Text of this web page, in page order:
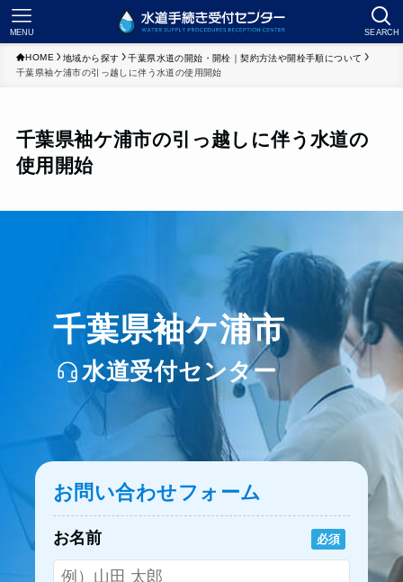
SEARCH
MENU
HOME 地域から探す
千葉県水道の開始・開栓｜契約方法や開栓手順について
千葉県袖ケ浦市の引っ越しに伴う水道の使用開始
千葉県袖ケ浦市の引っ越しに伴う水道の
使用開始
千葉県袖ケ浦市
水道受付センター
お問い合わせフォーム
お名前 必須